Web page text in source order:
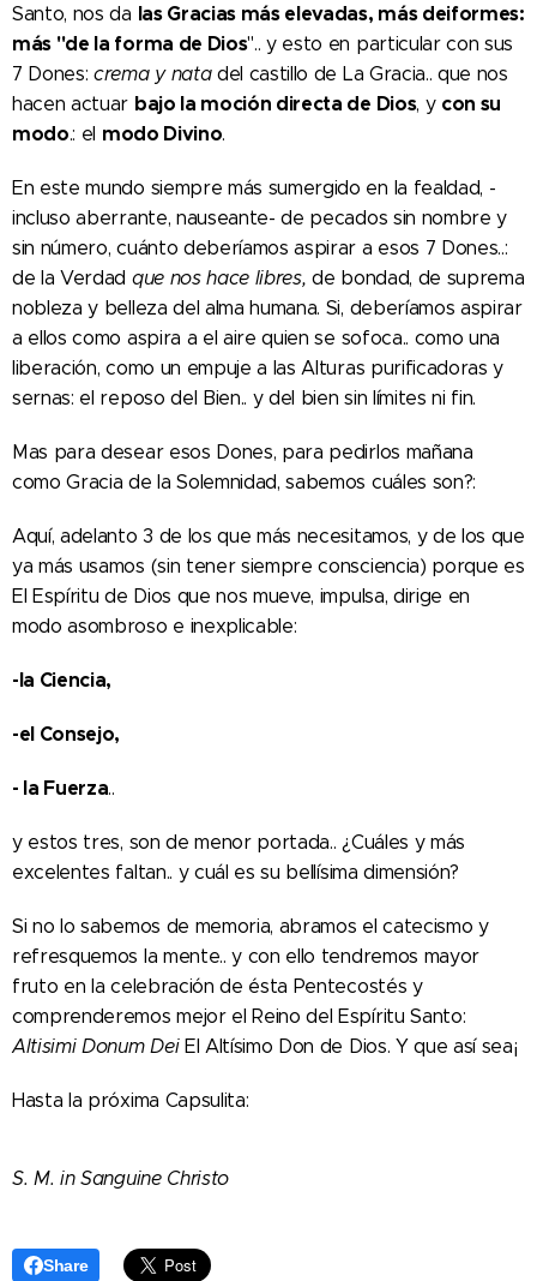
Santo, nos da las Gracias más elevadas, más deiformes:
más "de la forma de Dios".. y esto en particular con sus
7 Dones:crema y nata del castillo de La Gracia.. que nos
hacen actuar bajo la moción directa de Dios, y con su
modo.: el modo Divino.
En este mundo siempre más sumergido en la fealdad, -
incluso aberrante, nauseante- de pecados sin nombre y
sin número, cuánto deberíamos aspirar a esos 7 Dones..:
de la Verdad que nos hace libres, de bondad, de suprema
nobleza y belleza del alma humana. Si, deberíamos aspirar
a ellos como aspira a el aire quien se sofoca.. como una
liberación, como un empuje a las Alturas purificadoras y
sernas: el reposo del Bien.. y del bien sin límites ni fin.
Mas para desear esos Dones, para pedirlos mañana
como Gracia de la Solemnidad, sabemos cuáles son?:
Aquí, adelanto 3 de los que más necesitamos, y de los que
ya más usamos (sin tener siempre consciencia) porque es
El Espíritu de Dios que nos mueve, impulsa, dirige en
modo asombroso e inexplicable:
-la Ciencia,
-el Consejo,
- la Fuerza..
y estos tres, son de menor portada.. ¿Cuáles y más
excelentes faltan.. y cuál es su bellísima dimensión?
Si no lo sabemos de memoria, abramos el catecismo y
refresquemos la mente.. y con ello tendremos mayor
fruto en la celebración de ésta Pentecostés y
comprenderemos mejor el Reino del Espíritu Santo:
Altisimi Donum DeiEl Altísimo Don de Dios. Y que así sea¡
Hasta la próxima Capsulita:
S. M. in Sanguine Christo
Share